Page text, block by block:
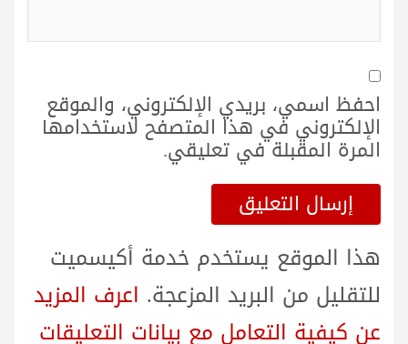
احفظ اسمي، بريدي الإلكتروني، والموقع
الإلكتروني في هذا المتصفح لاستخدامها
المرة المقبلة في تعليقي.
هذا الموقع يستخدم خدمة أكيسميت
للتقليل من البريد المزعجة. اعرف المزيد
عن كيفية التعامل مع بيانات التعليقات